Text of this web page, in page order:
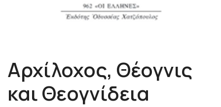
Αρχίλοχος, Θέογνις
και Θεογνίδεια